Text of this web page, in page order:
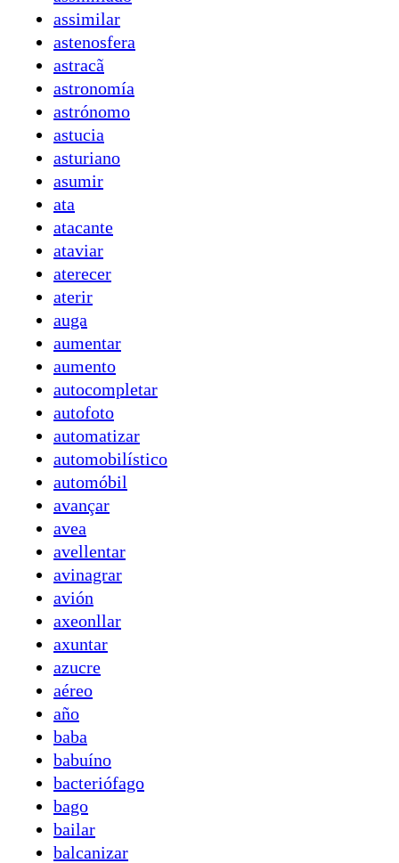
assimilar
astenosfera
astracã
astronomía
astrónomo
astucia
asturiano
asumir
ata
atacante
ataviar
aterecer
aterir
auga
aumentar
aumento
autocompletar
autofoto
automatizar
automobilístico
automóbil
avançar
avea
avellentar
avinagrar
avión
axeonllar
axuntar
azucre
aéreo
año
baba
babuíno
bacteriófago
bago
bailar
balcanizar